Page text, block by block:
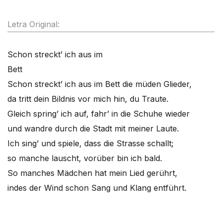
Letra Original:
Schon streckt’ ich aus im
Bett
Schon streckt’ ich aus im Bett die müden Glieder,
da tritt dein Bildnis vor mich hin, du Traute.
Gleich spring’ ich auf, fahr’ in die Schuhe wieder
und wandre durch die Stadt mit meiner Laute.
Ich sing’ und spiele, dass die Strasse schallt;
so manche lauscht, vorüber bin ich bald.
So manches Mädchen hat mein Lied gerührt,
indes der Wind schon Sang und Klang entführt.